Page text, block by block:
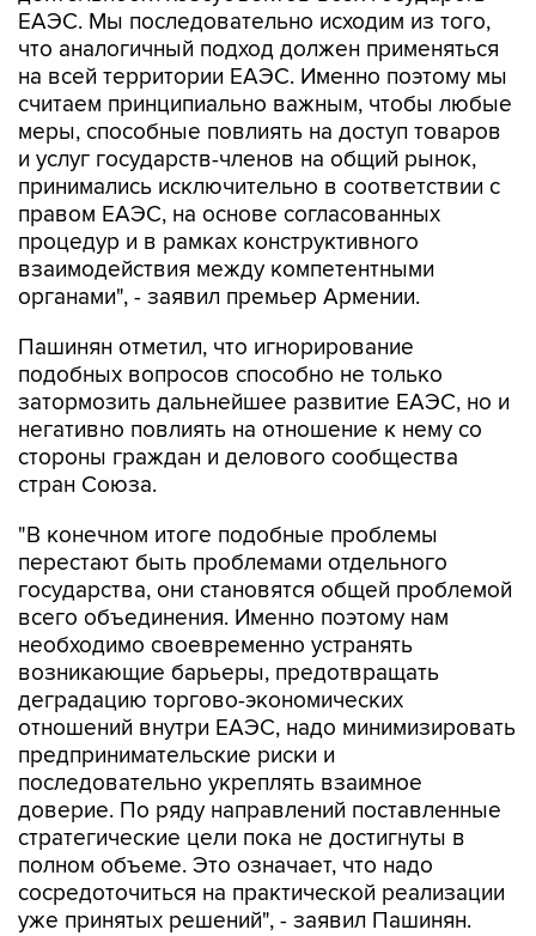
ЕАЭС. Мы последовательно исходим из того,
что аналогичный подход должен применяться
на всей территории ЕАЭС. Именно поэтому мы
считаем принципиально важным, чтобы любые
меры, способные повлиять на доступ товаров
и услуг государств-членов на общий рынок,
принимались исключительно в соответствии с
правом ЕАЭС, на основе согласованных
процедур и в рамках конструктивного
взаимодействия между компетентными
органами", - заявил премьер Армении.
Пашинян отметил, что игнорирование
подобных вопросов способно не только
затормозить дальнейшее развитие ЕАЭС, но и
негативно повлиять на отношение к нему со
стороны граждан и делового сообщества
стран Союза.
"В конечном итоге подобные проблемы
перестают быть проблемами отдельного
государства, они становятся общей проблемой
всего объединения. Именно поэтому нам
необходимо своевременно устранять
возникающие барьеры, предотвращать
деградацию торгово-экономических
отношений внутри ЕАЭС, надо минимизировать
предпринимательские риски и
последовательно укреплять взаимное
доверие. По ряду направлений поставленные
стратегические цели пока не достигнуты в
полном объеме. Это означает, что надо
сосредоточиться на практической реализации
уже принятых решений", - заявил Пашинян.